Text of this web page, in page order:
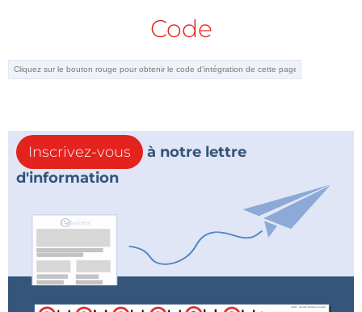
Code
Inscrivez-vous
à notre lettre
d'information